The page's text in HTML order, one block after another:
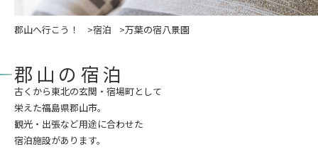
郡山へ行こう！ 宿泊 万葉の宿八景園
郡山の宿泊
古くから東北の玄関・宿場町として
栄えた福島県郡山市。
観光・出張など用途に合わせた
宿泊施設があります。